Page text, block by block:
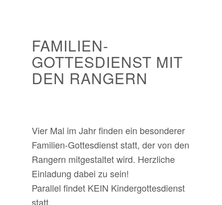
FAMILIEN-
GOTTESDIENST MIT
DEN RANGERN
Vier Mal im Jahr finden ein besonderer
Familien-Gottesdienst statt, der von den
Rangern mitgestaltet wird. Herzliche
Einladung dabei zu sein!
Parallel findet KEIN Kindergottesdienst
statt.